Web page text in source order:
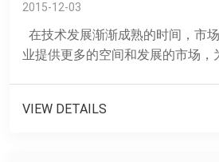
2015-12-03
在技术发展渐渐成熟的时间，市
业提供更多的空间和发展的市场，
VIEW DETAILS